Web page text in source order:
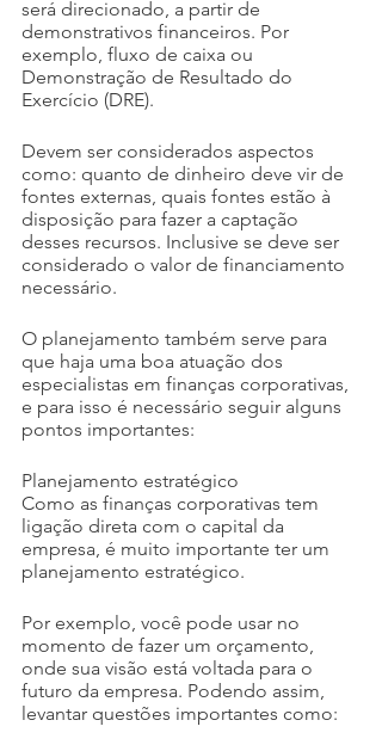
será direcionado, a partir de
demonstrativos financeiros. Por
exemplo, fluxo de caixa ou
Demonstração de Resultado do
Exercício (DRE).
Devem ser considerados aspectos
como: quanto de dinheiro deve vir de
fontes externas, quais fontes estão à
disposição para fazer a captação
desses recursos. Inclusive se deve ser
considerado o valor de financiamento
necessário.
O planejamento também serve para
que haja uma boa atuação dos
especialistas em finanças corporativas,
e para isso é necessário seguir alguns
pontos importantes:
Planejamento estratégico
Como as finanças corporativas tem
ligação direta com o capital da
empresa, é muito importante ter um
planejamento estratégico.
Por exemplo, você pode usar no
momento de fazer um orçamento,
onde sua visão está voltada para o
futuro da empresa. Podendo assim,
levantar questões importantes como: